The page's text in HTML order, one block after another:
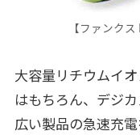
【ファンク
大容量リチウムイ
はもちろん、デジ
広い製品の急速充